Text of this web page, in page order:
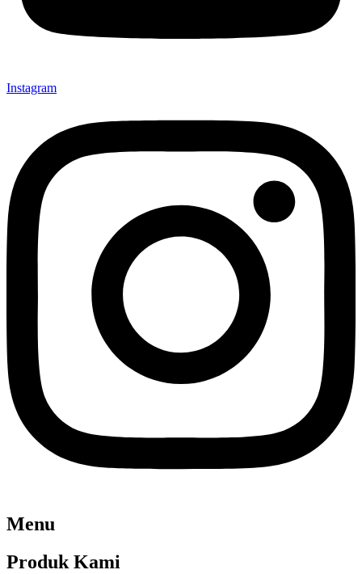
Instagram
Menu
Produk Kami